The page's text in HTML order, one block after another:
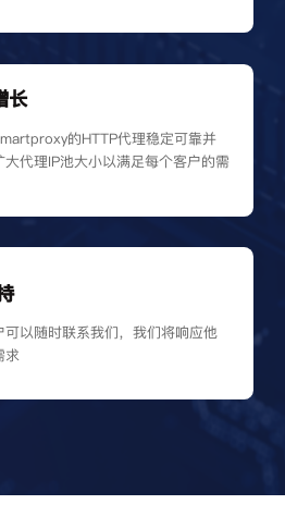
长
的HTTP代理稳定可靠并
大代理IP池大小以满足每个客户的需
可以随时联系我们，我们将响应他
求